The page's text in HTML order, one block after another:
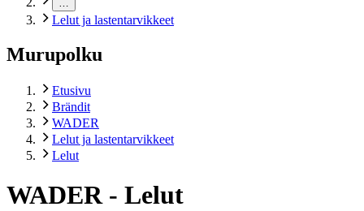
Lelut ja lastentarvikkeet
Murupolku
Etusivu
Brändit
WADER
Lelut ja lastentarvikkeet
Lelut
WADER - Lelut